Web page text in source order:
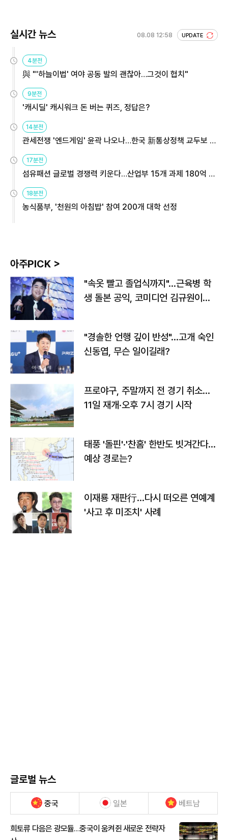
실시간 뉴스 08.08 12:58 UPDATE
4분전
與 "'하늘이법' 여야 공동 발의 괜찮아…그것이 협치"
9분전
'캐시딜' 캐시워크 돈 버는 퀴즈, 정답은?
14분전
관세전쟁 '엔드게임' 윤곽 나오나…한국 新통상정책 교두보 활
용해야
17분전
섬유패션 글로벌 경쟁력 키운다…산업부 15개 과제 180억 지
원
18분전
농식품부, '천원의 아침밥' 참여 200개 대학 선정
아주PICK >
"속옷 빨고 졸업식까지"…근육병 학
생 돌본 공익, 코미디언 김규원이었
"경솔한 언행 깊이 반성"…고개 숙인
신동엽, 무슨 일이길래?
프로야구, 주말까지 전 경기 취소…
11일 재개·오후 7시 경기 시작
태풍 '돌핀'·'찬홈' 한반도 빗겨간다…
예상 경로는?
이재룡 재판行…다시 떠오른 연예계
'사고 후 미조치' 사례
글로벌 뉴스
중국 일본 베트남
희토류 다음은 광모듈…중국이 움켜쥔 새로운 전략자